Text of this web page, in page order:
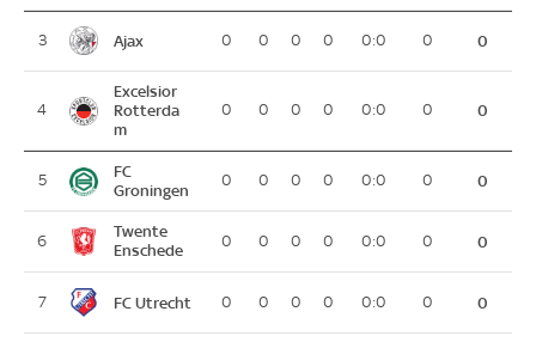
3 Ajax 0 0 0 0 0:0 0 0
4
Excelsior
Rotterda
m
0 0 0 0 0:0 0 0
5
FC
Groningen
0 0 0 0 0:0 0 0
6
Twente
Enschede
0 0 0 0 0:0 0 0
7 FC Utrecht 0 0 0 0 0:0 0 0